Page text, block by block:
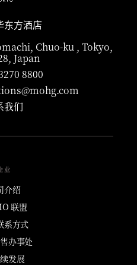
东方酒店
Chuo-ku , Tokyo,
Japan
8800
我们
业
介绍
联盟
系方式
办事处
发展